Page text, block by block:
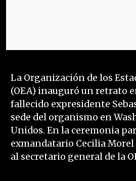
La Organización de los
(OEA) inauguró un retrato
fallecido expresidente
sede del organismo en
Unidos. En la ceremonia
exmandatario Cecilia
al secretario general de la